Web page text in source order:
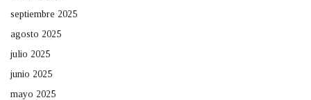
septiembre 2025
agosto 2025
julio 2025
junio 2025
mayo 2025